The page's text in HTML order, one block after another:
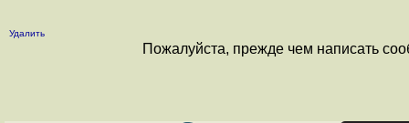
Удалить
Пожалуйста, прежде чем написать